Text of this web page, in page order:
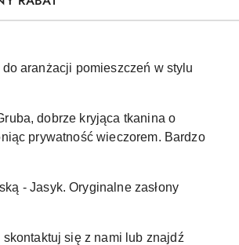
aranżacji pomieszczeń w stylu
dobrze kryjąca tkanina o
prywatność wieczorem. Bardzo
- Jasyk. Oryginalne zasłony
skontaktuj się z nami lub znajdź